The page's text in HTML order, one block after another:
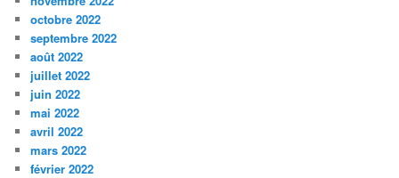
octobre 2022
septembre 2022
août 2022
juillet 2022
juin 2022
mai 2022
avril 2022
mars 2022
février 2022